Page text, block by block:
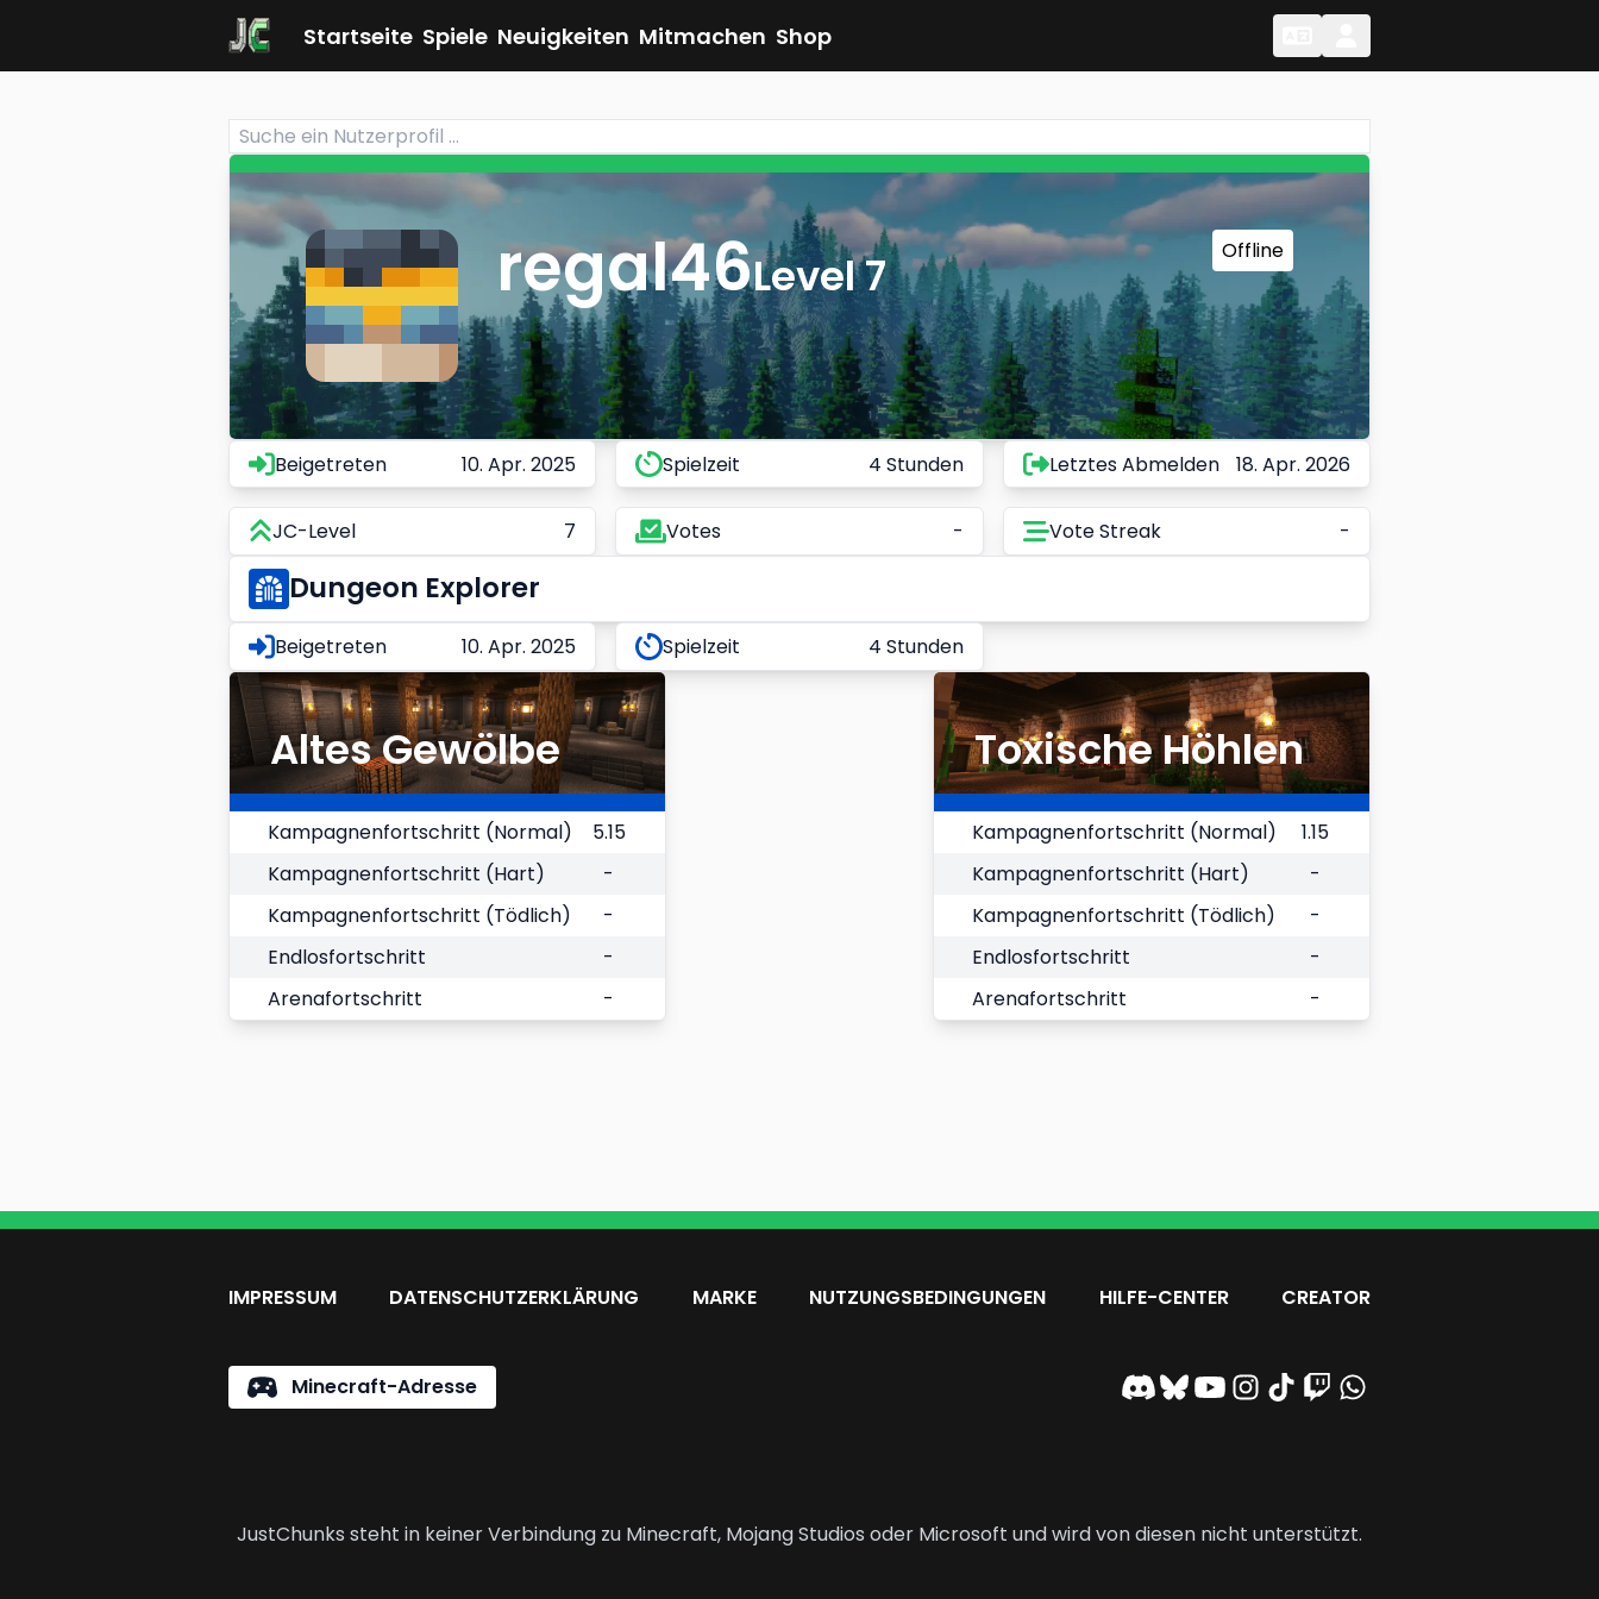
Startseite Spiele Neuigkeiten Mitmachen Shop
regal46Level 7 Offline
Beigetreten 10. Apr. 2025 Spielzeit 4 Stunden Letztes Abmelden 18. Apr. 2026
JC-Level 7 Votes - Vote Streak -
Dungeon Explorer
Beigetreten 10. Apr. 2025 Spielzeit 4 Stunden
Altes Gewölbe
Kampagnenfortschritt (Normal)
5.15
Kampagnenfortschritt (Hart)
-
Kampagnenfortschritt (Tödlich)
-
Endlosfortschritt
-
Arenafortschritt
-
Toxische Höhlen
Kampagnenfortschritt (Normal)
1.15
Kampagnenfortschritt (Hart)
-
Kampagnenfortschritt (Tödlich)
-
Endlosfortschritt
-
Arenafortschritt
-
IMPRESSUM DATENSCHUTZERKLÄRUNG MARKE NUTZUNGSBEDINGUNGEN HILFE-CENTER CREATOR
Minecraft-Adresse
JustChunks steht in keiner Verbindung zu Minecraft, Mojang Studios oder Microsoft und wird von diesen nicht unterstützt.